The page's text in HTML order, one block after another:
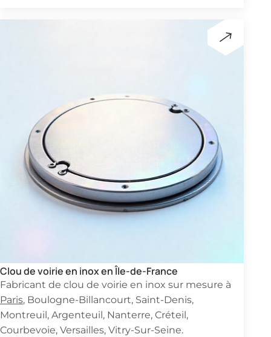
Clou de voirie en inox en Île-de-France
Fabricant de clou de voirie en inox sur mesure à
Paris, Boulogne-Billancourt, Saint-Denis,
Montreuil, Argenteuil, Nanterre, Créteil,
Courbevoie, Versailles, Vitry-Sur-Seine.